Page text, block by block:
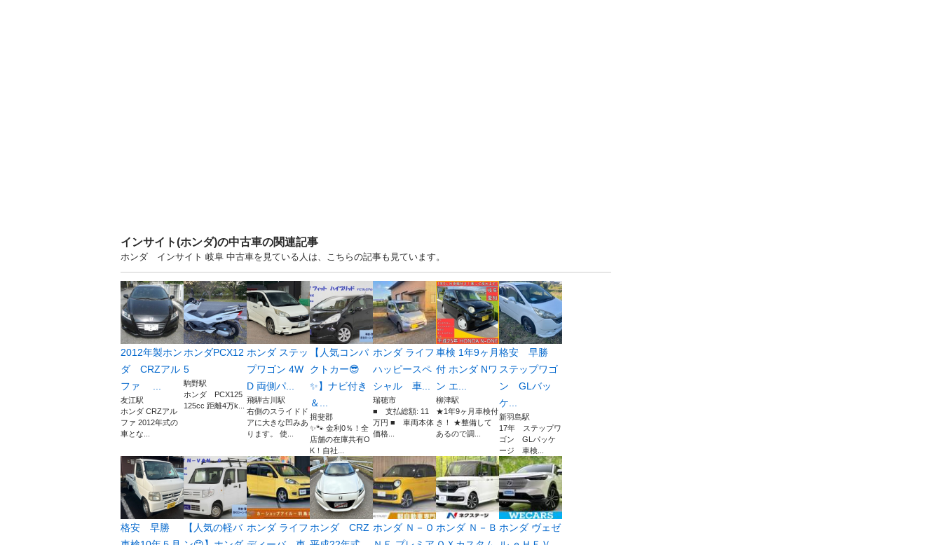
インサイト(ホンダ)の中古車の関連記事
ホンダ インサイト 岐阜 中古車を見ている人は、こちらの記事も見ています。
2012年製ホン
ダ CRZアル
ファ ...
友江駅
ホンダ CRZアル
ファ 2012年式の
車とな...
ホンダPCX12
5
駒野駅
ホンダ PCX125
125cc 距離4万k...
ホンダ ステッ
プワゴン 4W
D 両側パ...
飛騨古川駅
右側のスライドド
アに大きな凹みあ
ります。 使...
【人気コンパ
クトカー😎
✨】ナビ付き
＆...
揖斐郡
✨🐾 金利0％！全
店舗の在庫共有O
K！自社...
ホンダ ライフ
ハッピースペ
シャル 車...
瑞穂市
■ 支払総額: 11
万円 ■ 車両本体
価格...
車検 1年9ヶ月
付 ホンダ Nワ
ン エ...
柳津駅
★1年9ヶ月車検付
き！ ★整備して
あるので調...
格安 早勝
ステップワゴ
ン GLバッ
ケ...
新羽島駅
17年 ステップワ
ゴン GLパッケ
ージ 車検...
格安 早勝
【人気の軽バ ホンダ ライフ ホンダ CRZ ホンダ Ｎ－Ｏ ホンダ Ｎ－Ｂ ホンダ ヴェゼ